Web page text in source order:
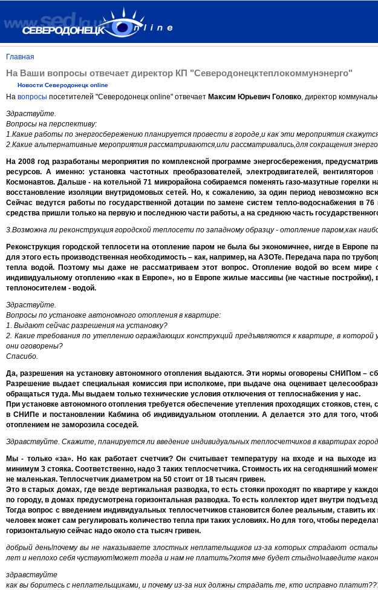
Главная
На Ваши вопросы отвечает директор КП "Северодонецктеплокоммунэнерго"
Новости Северодонецк online
На вопросы посетителей "Северодонецк online" отвечает Максим Юрьевич Головко, директор
Здраствуйте.
Вопросы на перспективу:
1.Какие работы по энергосбережению планируется провести в городе,и как эти мероприятия
2.Какие альтернативные мероприятия рассматриваются,или рассматривались,для сокращения
На 2008 год разработаны мероприятия по комплексной программе энергосбережения,
ресурсов. А именно: установка частотных преобразователей, электродвигателей,
Космонавтов. Дальше - на котельной 71 микрорайона собираемся поменять газо-мазутные
восстановление изоляции внутридомовых сетей. Но, к сожалению, за один период невозможно
Сейчас ведутся работы по государственной дотации по замене систем тепло-водоснабжения в
средства пришли только на первую и последнюю части работы, а на среднюю часть
3.Возможна ли реконструкция городской теплосети по западному образцу - отопление паром,как
Реконструкция городской теплосети на отопление паром не была бы экономичнее, нигде в Европе
для этого есть производственная необходимость – как, например, на АЗОТе. Передача пара по
тепла водой. Поэтому мы даже не рассматриваем этот вопрос. Отопление водой во всем
индивидуальному отоплению «как в Европе», но в Европе жилые массивы (не частные постройки),
теплоносителем - водой.
Здраствуйте.
Вопросы по установке автономного отопления в квартире:
1. Выдают сейчас разрешения на установку?
2. Какие требования по утеплению ограждающих конструкций предъявляются к квартире, в
они оговорены?
Спасибо.
Да, разрешения на установку автономного отопления выдаются. Эти нормы оговорены СНИПом –
Разрешение выдает специальная комиссия при исполкоме, при выдаче она оценивает
обращаться туда. Мы выдаем только технические условия отключения от теплоснабжения у нас.
При установке автономного отопления требуется обеспечение утепления проходящих стояков,
в СНИПе и постановлении Кабмина об индивидуальном отоплении. А делается это для того,
отоплением не заморозила соседей.
Здравствуйте. Скажите, планируется ли введение индивидуальных теплосчетчиков в квартирах
Мы - только «за». Но как работает счетчик? Он считывает температуру на входе и на выходе
минимум 3 стояка. Соответственно, надо 3 таких теплосчетчика. Стоимость их на сегодняшний
не маленькая. Теплосчетчик диаметром на 50 стоит от 18 тысяч гривен.
Это в старых домах, где везде вертикальная разводка, то есть стояки проходят по квартире у
по городу, в домах предусмотрена горизонтальная разводка. То есть коллектор идет внутри
Тогда вопрос с введением индивидуальных теплосчетчиков становится более реальным, ставить
человек может сам регулировать количество тепла при таких условиях. Но для того, чтобы
горизонтальную сейчас надо около ста тысяч гривен.
добрый день!почему вы не наказываете злостных неплательщиков из-за которых страдают
лет и неплохо себя чуствуют!может тогда и нам не платить?хотя мне будет стыдно!наведите
здравствуйте
как вы боритесь с неплательщиками, и почему из-за них должны страдать те, кто исправно